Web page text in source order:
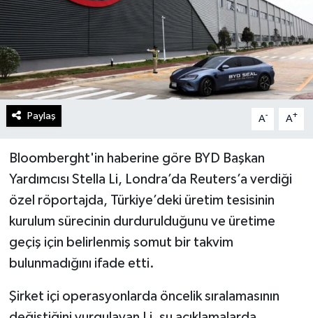
Paylaş A- A+
Bloomberght'in haberine göre BYD Başkan
Yardımcısı Stella Li, Londra’da Reuters’a verdiği
özel röportajda, Türkiye’deki üretim tesisinin
kurulum sürecinin durdurulduğunu ve üretime
geçiş için belirlenmiş somut bir takvim
bulunmadığını ifade etti.
Şirket içi operasyonlarda öncelik sıralamasının